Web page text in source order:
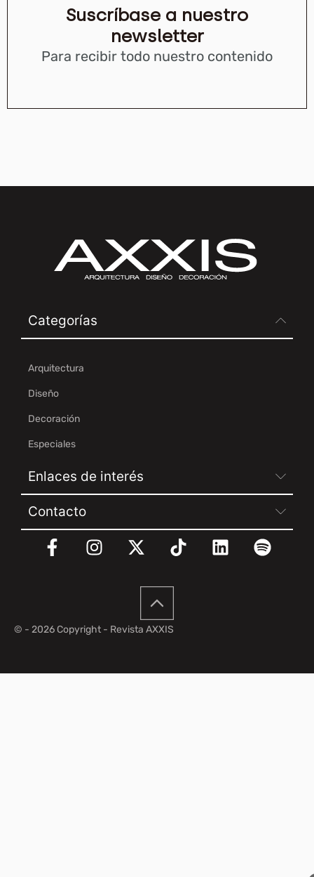
Suscríbase a nuestro
newsletter
Para recibir todo nuestro contenido
Categorías
Arquitectura
Diseño
Decoración
Especiales
Enlaces de interés
Contacto
© - 2026 Copyright - Revista AXXIS